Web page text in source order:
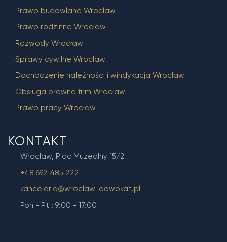
Prawo budowlane Wrocław
Prawo rodzinne Wrocław
Rozwody Wrocław
Sprawy cywilne Wrocław
Dochodzenie należności i windykacja Wrocław
Obsługa prawna firm Wrocław
Prawo pracy Wrocław
KONTAKT
Wrocław, Plac Muzealny 15/2
+48 692 485 222
kancelaria@wroclaw-adwokat.pl
Pon - Pt : 9:00 - 17:00